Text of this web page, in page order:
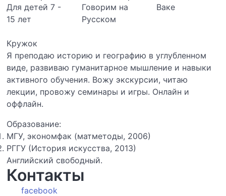
Для детей 7 -
15 лет
Кружок
Говорим на
Русском
Ваке
Я преподаю историю и географию в углубленном
виде, развиваю гуманитарное мышление и навыки
активного обучения. Вожу экскурсии, читаю
лекции, провожу семинары и игры. Онлайн и
оффлайн.
Образование:
МГУ, экономфак (матметоды, 2006)
РГГУ (История искусства, 2013)
Английский свободный.
Контакты
facebook